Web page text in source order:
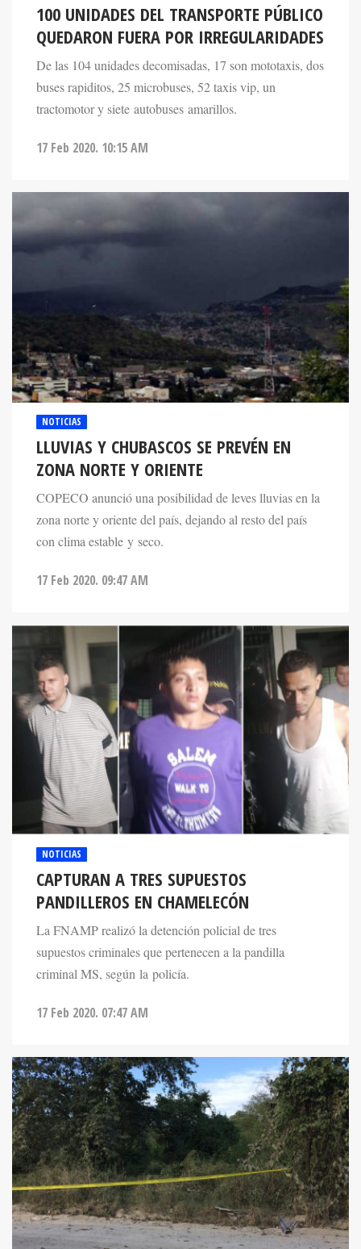
100 UNIDADES DEL TRANSPORTE PÚBLICO
QUEDARON FUERA POR IRREGULARIDADES
De las 104 unidades decomisadas, 17 son mototaxis, dos
buses rapiditos, 25 microbuses, 52 taxis vip, un
tractomotor y siete autobuses amarillos.
17 Feb 2020. 10:15 AM
NOTICIAS
LLUVIAS Y CHUBASCOS SE PREVÉN EN
ZONA NORTE Y ORIENTE
COPECO anunció una posibilidad de leves lluvias en la
zona norte y oriente del país, dejando al resto del país
con clima estable y seco.
17 Feb 2020. 09:47 AM
NOTICIAS
CAPTURAN A TRES SUPUESTOS
PANDILLEROS EN CHAMELECÓN
La FNAMP realizó la detención policial de tres
supuestos criminales que pertenecen a la pandilla
criminal MS, según la policía.
17 Feb 2020. 07:47 AM